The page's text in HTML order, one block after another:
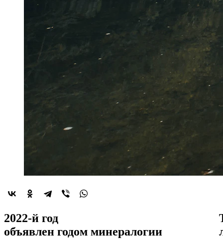
2022-й год
объявлен годом минералогии